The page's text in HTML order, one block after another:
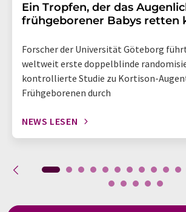
Ein Tropfen, der das
frühgeborener Babys retten
Forscher der Universität Göteborg
weltweit erste doppelblinde
kontrollierte Studie zu Kortison-
Frühgeborenen durch
NEWS LESEN